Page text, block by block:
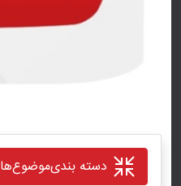
دسته بندیموضوع‌ها